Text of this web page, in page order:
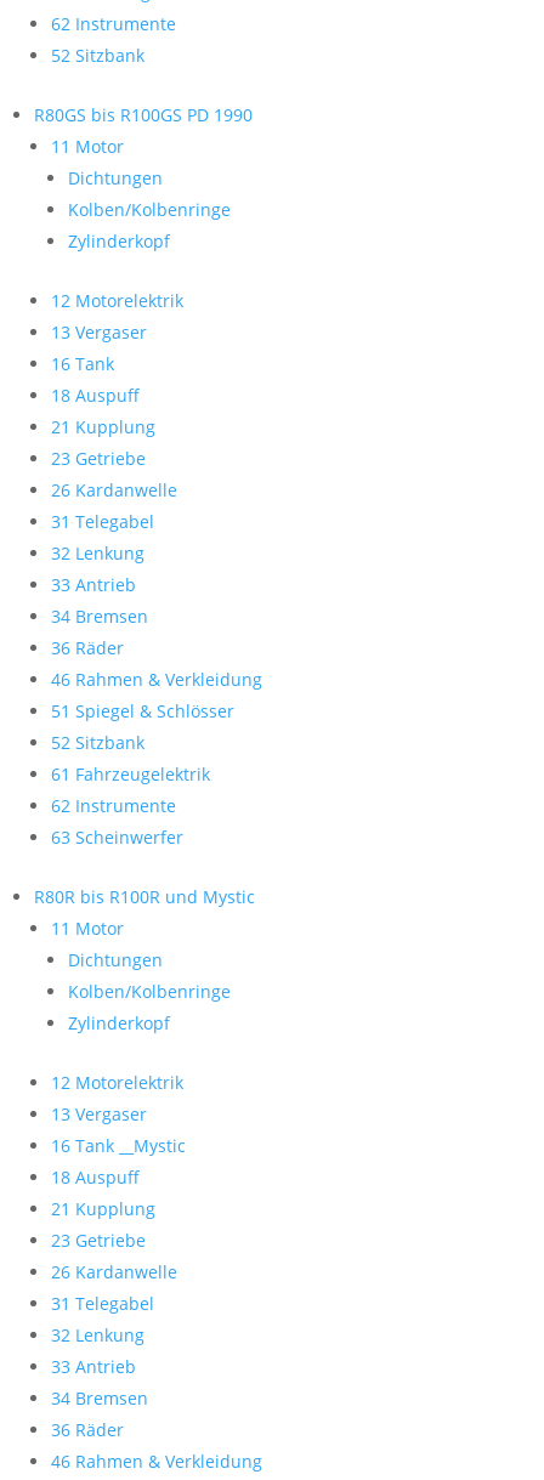
62 Instrumente
52 Sitzbank
R80GS bis R100GS PD 1990
11 Motor
Dichtungen
Kolben/Kolbenringe
Zylinderkopf
12 Motorelektrik
13 Vergaser
16 Tank
18 Auspuff
21 Kupplung
23 Getriebe
26 Kardanwelle
31 Telegabel
32 Lenkung
33 Antrieb
34 Bremsen
36 Räder
46 Rahmen & Verkleidung
51 Spiegel & Schlösser
52 Sitzbank
61 Fahrzeugelektrik
62 Instrumente
63 Scheinwerfer
R80R bis R100R und Mystic
11 Motor
Dichtungen
Kolben/Kolbenringe
Zylinderkopf
12 Motorelektrik
13 Vergaser
16 Tank __Mystic
18 Auspuff
21 Kupplung
23 Getriebe
26 Kardanwelle
31 Telegabel
32 Lenkung
33 Antrieb
34 Bremsen
36 Räder
46 Rahmen & Verkleidung